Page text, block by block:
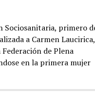
Sociosanitaria, primero
a Carmen Laucirica,
de Plena
en la primera mujer